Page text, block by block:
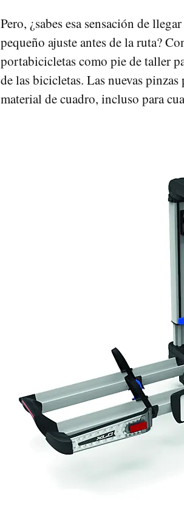
Pero, ¿sabes esa sensación de
pequeño ajuste antes de la ruta?
portabicicletas como pie de taller
de las bicicletas. Las nuevas
material de cuadro, incluso para